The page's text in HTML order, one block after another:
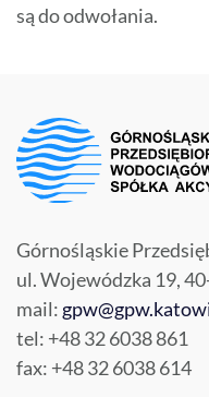
są do odwołania.
Górnośląskie
ul. Wojewódzka 19,
mail:
tel: +48 32 6038 861
fax: +48 32 6038 614